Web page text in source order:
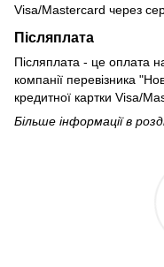
Visa/Mastercard через
Післяплата
Післяплата - це оплата
компанії перевізника
кредитної картки Visa/
Більше інформації в